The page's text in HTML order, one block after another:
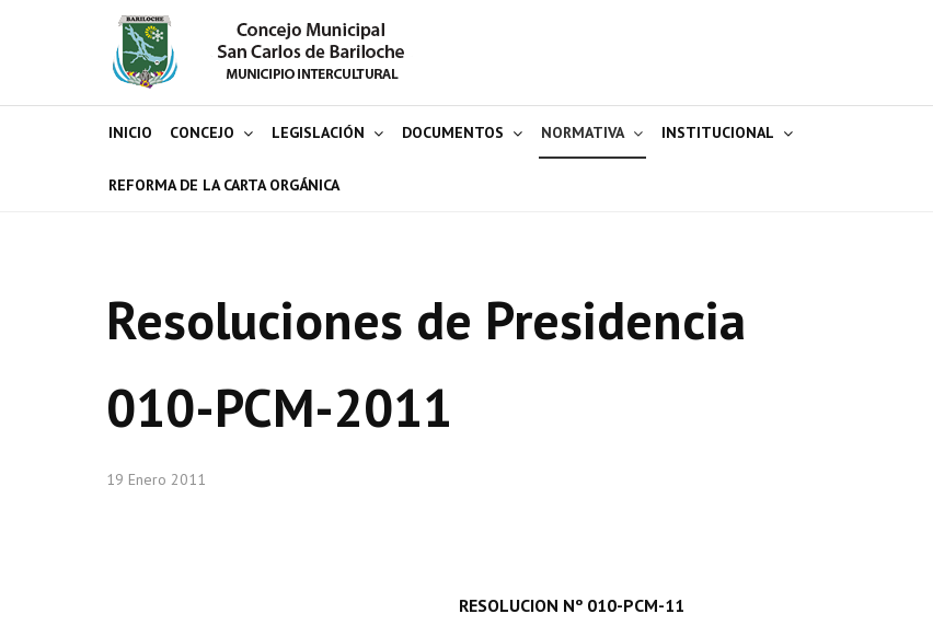
INICIO CONCEJO LEGISLACIÓN DOCUMENTOS NORMATIVA INSTITUCIONAL
REFORMA DE LA CARTA ORGÁNICA
Resoluciones de Presidencia
010-PCM-2011
19 Enero 2011
RESOLUCION Nº 010-PCM-11